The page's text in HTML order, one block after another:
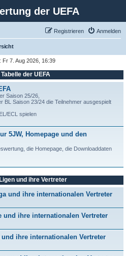
der UEFA
Anmelden
Registrieren
Fr 7. Aug 2026, 16:39
der UEFA
Saison 25/26,
BL Saison 23/24 die Teilnehmer ausgespielt
ECL spielen
5JW, Homepage und den
die Homepage, die Downloaddaten
und ihre Vertreter
und ihre internationalen Vertreter
und ihre internationalen Vertreter
ihre internationalen Vertreter